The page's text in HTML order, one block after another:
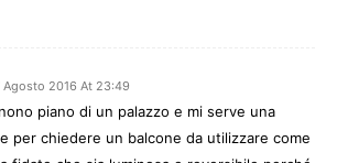
Agosto 2016 At 23:49
piano di un palazzo e mi serve una
per chiedere un balcone da utilizzare come